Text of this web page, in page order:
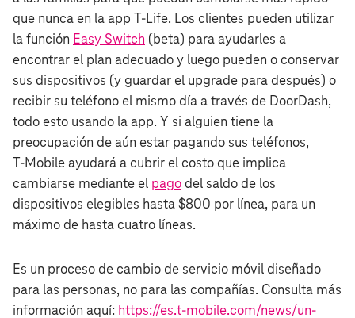
que nunca en la app T-Life. Los clientes pueden utilizar
la función Easy Switch (beta) para ayudarles a
encontrar el plan adecuado y luego pueden o conservar
sus dispositivos (y guardar el upgrade para después) o
recibir su teléfono el mismo día a través de DoorDash,
todo esto usando la app. Y si alguien tiene la
preocupación de aún estar pagando sus teléfonos,
T‑Mobile ayudará a cubrir el costo que implica
cambiarse mediante el pago del saldo de los
dispositivos elegibles hasta $800 por línea, para un
máximo de hasta cuatro líneas.
Es un proceso de cambio de servicio móvil diseñado
para las personas, no para las compañías. Consulta más
información aquí: https://es.t‑mobile.com/news/un-